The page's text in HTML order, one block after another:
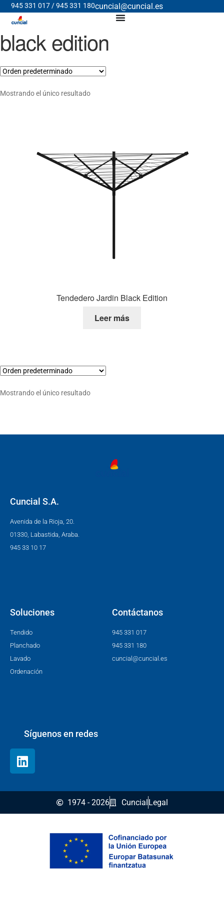
945 331 017 / 945 331 180cuncial@cuncial.es
black edition
Mostrando el único resultado
Tendedero Jardin Black Edition
Leer más
Mostrando el único resultado
Cuncial S.A.
Avenida de la Rioja, 20.
01330, Labastida, Araba.
945 33 10 17
Soluciones
Tendido
Planchado
Lavado
Ordenación
Contáctanos
945 331 017
945 331 180
cuncial@cuncial.es
Síguenos en redes
1974 - 2026 Cuncial Legal